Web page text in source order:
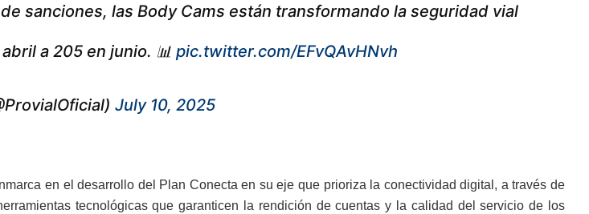
sanciones, las Body Cams están transformando la seguridad vial
a 205 en junio. 📊 pic.twitter.com/EFvQAvHNvh
July 10, 2025
en el desarrollo del Plan Conecta en su eje que prioriza la conectividad digital, a través de
tecnológicas que garanticen la rendición de cuentas y la calidad del servicio de los